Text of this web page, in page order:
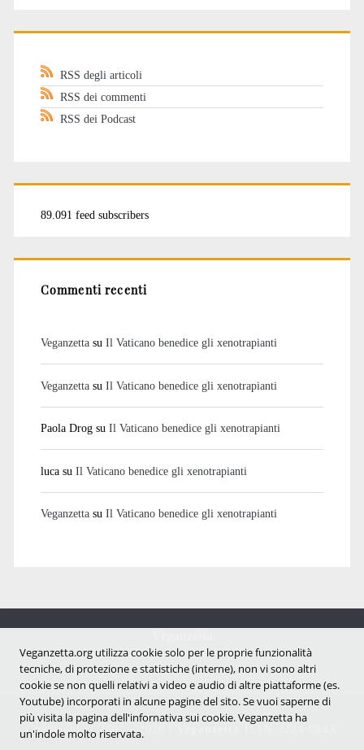
RSS degli articoli
RSS dei commenti
RSS dei Podcast
89.091 feed subscribers
Commenti recenti
Veganzettasu Il Vaticano benedice gli xenotrapianti
Veganzettasu Il Vaticano benedice gli xenotrapianti
Paola Drogsu Il Vaticano benedice gli xenotrapianti
lucasu Il Vaticano benedice gli xenotrapianti
Veganzettasu Il Vaticano benedice gli xenotrapianti
Notizie dal mondo vegan e antispecista
Copyright © 2007 - 2026 |
Veganzetta.org utilizza cookie solo per le proprie funzionalità
tecniche, di protezione e statistiche (interne), non vi sono altri
cookie se non quelli relativi a video e audio di altre piattaforme (es.
Youtube) incorporati in alcune pagine del sito. Se vuoi saperne di
più visita la pagina dell'infornativa sui cookie. Veganzetta ha
un'indole molto riservata.